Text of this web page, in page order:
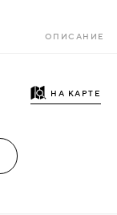
ОПИСАНИЕ
НА КАРТЕ